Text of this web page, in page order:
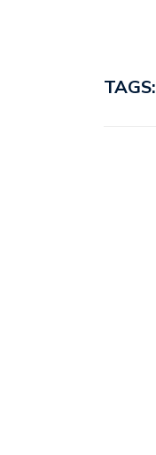
TAGS: